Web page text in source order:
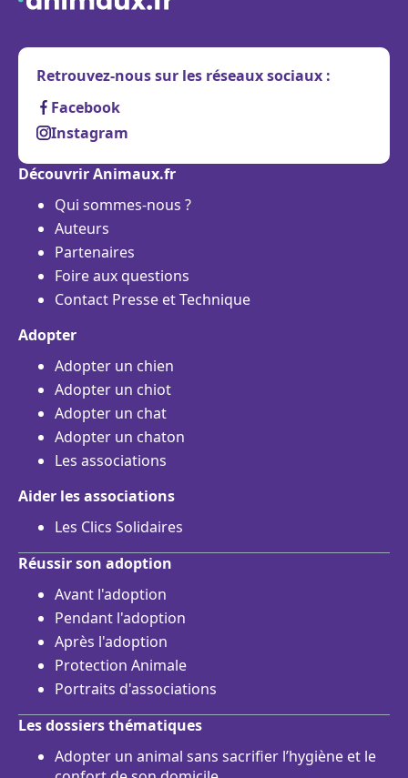
Retrouvez-nous sur les réseaux sociaux :
Facebook
Instagram
Découvrir Animaux.fr
Qui sommes-nous ?
Auteurs
Partenaires
Foire aux questions
Contact Presse et Technique
Adopter
Adopter un chien
Adopter un chiot
Adopter un chat
Adopter un chaton
Les associations
Aider les associations
Les Clics Solidaires
Réussir son adoption
Avant l'adoption
Pendant l'adoption
Après l'adoption
Protection Animale
Portraits d'associations
Les dossiers thématiques
Adopter un animal sans sacrifier l’hygiène et le